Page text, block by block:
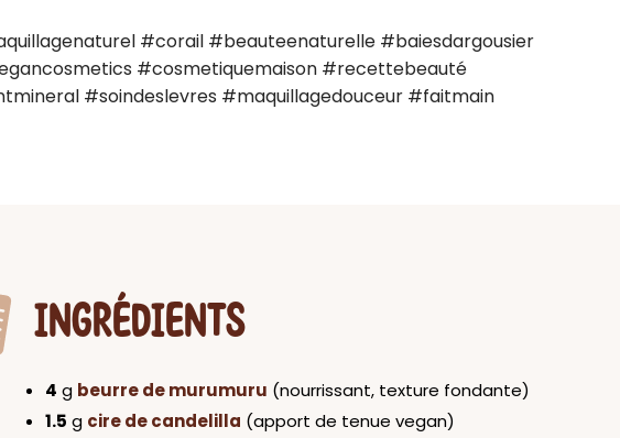
#corail #beauteenaturelle #baiesdargousier
#cosmetiquemaison #recettebeauté
#soindeslevres #maquillagedouceur #faitmain
INGRÉDIENTS
4 g beurre de murumuru (nourrissant, texture fondante)
1.5 g cire de candelilla (apport de tenue vegan)